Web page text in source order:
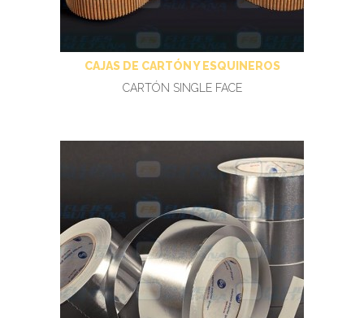
CAJAS DE CARTÓN Y ESQUINEROS
CARTÓN SINGLE FACE